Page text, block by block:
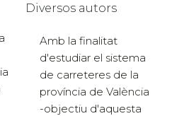
Diversos autors
Amb la finalitat
d'estudiar el sistema
de carreteres de la
província de València
-objectiu d'aquesta